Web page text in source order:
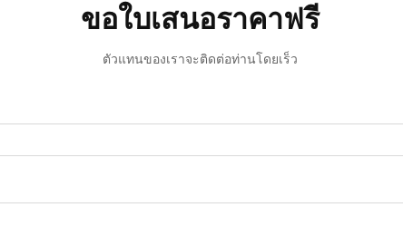
ขอใบเสนอราคาฟรี
ตัวแทนของเราจะติดต่อท่านโดยเร็ว